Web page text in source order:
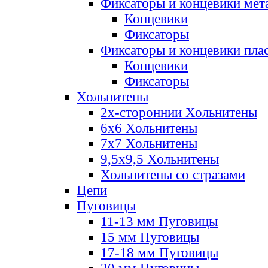
Фиксаторы и концевики
Концевики
Фиксаторы
Фиксаторы и концевики
Концевики
Фиксаторы
Хольнитены
2х-стороннии Хольнитены
6х6 Хольнитены
7х7 Хольнитены
9,5х9,5 Хольнитены
Хольнитены со стразами
Цепи
Пуговицы
11-13 мм Пуговицы
15 мм Пуговицы
17-18 мм Пуговицы